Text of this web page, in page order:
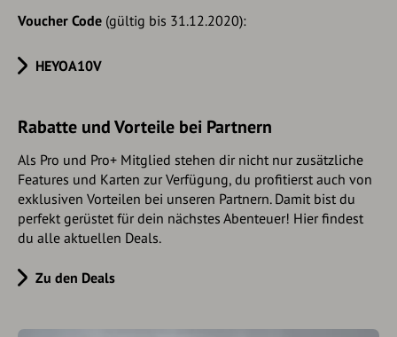
Voucher Code (gültig bis 31.12.2020):
HEYOA10V
Rabatte und Vorteile bei Partnern
Als Pro und Pro+ Mitglied stehen dir nicht nur zusätzliche
Features und Karten zur Verfügung, du profitierst auch von
exklusiven Vorteilen bei unseren Partnern. Damit bist du
perfekt gerüstet für dein nächstes Abenteuer! Hier findest
du alle aktuellen Deals.
Zu den Deals